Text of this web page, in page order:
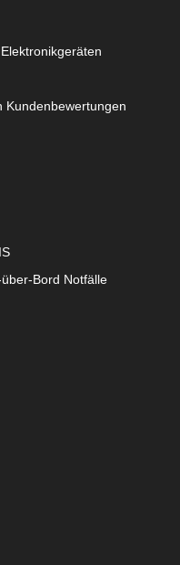
Kundenbewertungen
Bord Notfälle